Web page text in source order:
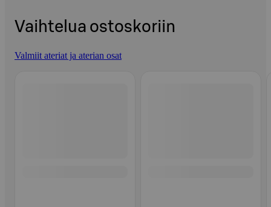
Vaihtelua ostoskoriin
Valmiit ateriat ja aterian osat